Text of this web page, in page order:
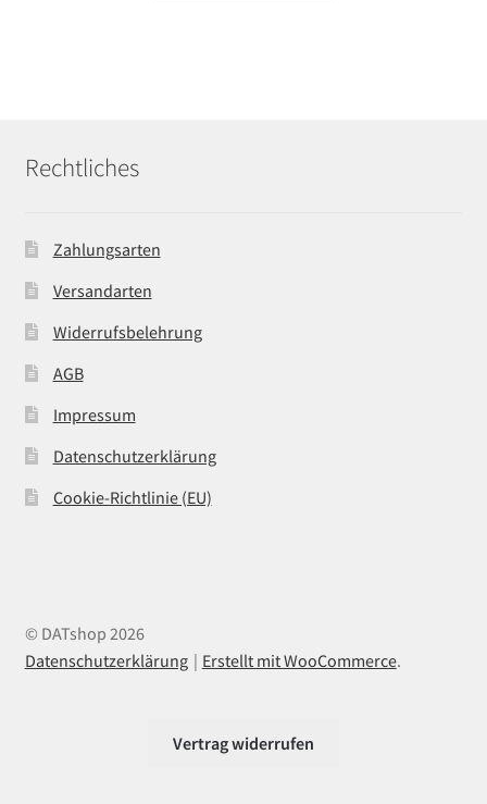
Rechtliches
Zahlungsarten
Versandarten
Widerrufsbelehrung
AGB
Impressum
Datenschutzerklärung
Cookie-Richtlinie (EU)
© DATshop 2026
Datenschutzerklärung
Erstellt mit WooCommerce.
Vertrag widerrufen